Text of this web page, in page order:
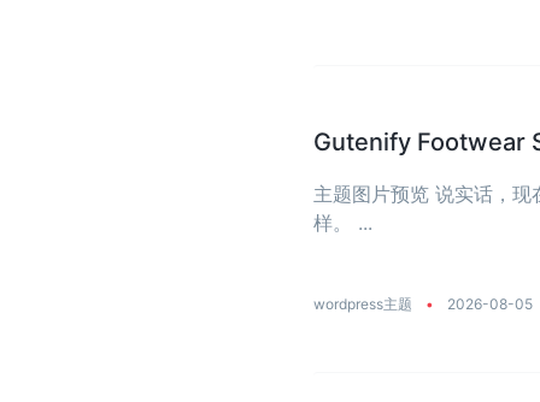
Gutenify Footwear
主题图片预览 说实话，
样。 ...
wordpress主题 • 2026-08-05